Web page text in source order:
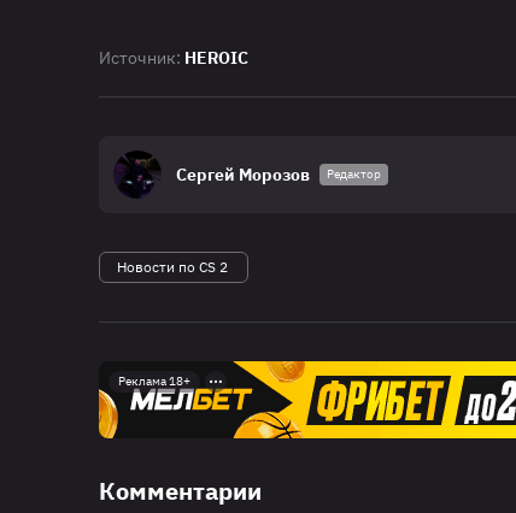
Источник: HEROIC
Сергей Морозов Редактор
Новости по CS 2
Реклама 18+
Комментарии